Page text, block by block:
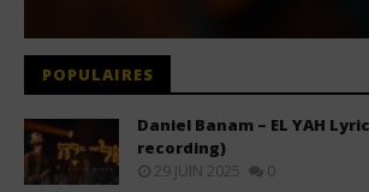
POPULAIRES
Daniel Banam – EL YAH
recording)
29 JUIN 2025 0